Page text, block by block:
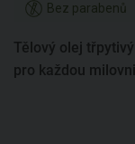
Bez parabenů
Tělový olej
pro každou